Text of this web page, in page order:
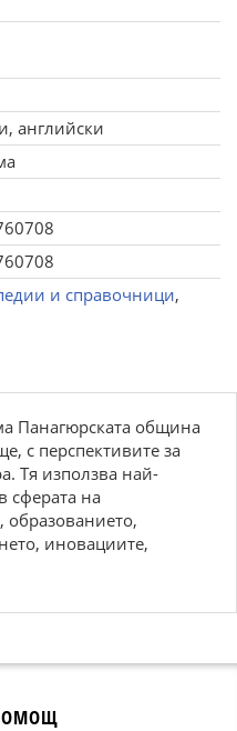
английски
и справочници,
Панагюрската община
с перспективите за
Тя използва най-
сферата на
образованието,
иновациите,